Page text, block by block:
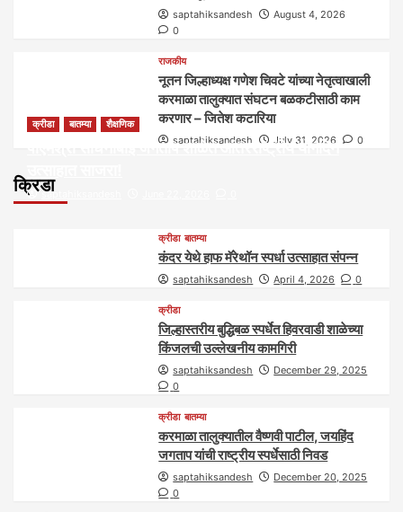
saptahiksandesh
August 4, 2026
0
राजकीय
नूतन जिल्हाध्यक्ष गणेश चिवटे यांच्या नेतृत्वाखाली
करमाळा तालुक्यात संघटन बळकटीसाठी काम
करणार – जितेश कटारिया
saptahiksandesh July 31, 2026 0
क्रिडा
क्रीडा बातम्या शैक्षणिक
पीएमश्री साधनाबाई जगताप शाळेत आंतरराष्ट्रीय योगदिन
saptahiksandesh
क्रीडा बातम्या
कंदर येथे हाफ मॅरेथॉन स्पर्धा उत्साहात संपन्न
saptahiksandesh April 4, 2026 0
क्रीडा
जिल्हास्तरीय बुद्धिबळ स्पर्धेत हिवरवाडी शाळेच्या
किंजलची उल्लेखनीय कामगिरी
saptahiksandesh
December 29, 2025
0
क्रीडा बातम्या
करमाळा तालुक्यातील वैष्णवी पाटील, जयहिंद
जगताप यांची राष्ट्रीय स्पर्धेसाठी निवड
saptahiksandesh
December 20, 2025
0